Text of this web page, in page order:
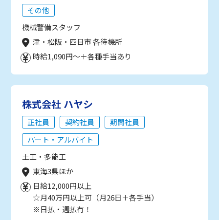
その他
機械警備スタッフ
津・松阪・四日市 各待機所
時給1,090円～＋各種手当あり
株式会社 ハヤシ
正社員 契約社員
期間社員
パート・アルバイト
土工・多能工
東海3県ほか
日給12,000円以上
☆月40万円以上可（月26日＋各手当）
※日払・週払有！